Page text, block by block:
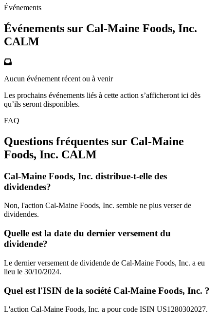
Événements
Événements sur Cal-Maine Foods, Inc.
CALM
Aucun événement récent ou à venir
Les prochains événements liés à cette action s’afficheront ici dès
qu’ils seront disponibles.
FAQ
Questions fréquentes sur Cal-Maine
Foods, Inc. CALM
Cal-Maine Foods, Inc. distribue-t-elle des
dividendes?
Non, l'action Cal-Maine Foods, Inc. semble ne plus verser de
dividendes.
Quelle est la date du dernier versement du
dividende?
Le dernier versement de dividende de Cal-Maine Foods, Inc. a eu
lieu le 30/10/2024.
Quel est l'ISIN de la société Cal-Maine Foods, Inc. ?
L'action Cal-Maine Foods, Inc. a pour code ISIN US1280302027.